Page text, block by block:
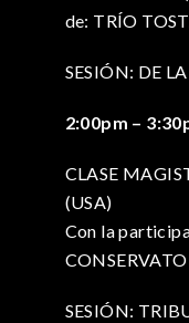
de: TRÍO
SESIÓN: DE
2:00pm –
CLASE
(USA)
Con la
SESIÓN: